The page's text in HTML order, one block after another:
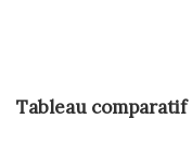
Tableau comparatif